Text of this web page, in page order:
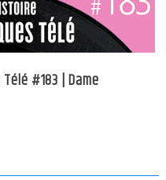
#183 | Dame